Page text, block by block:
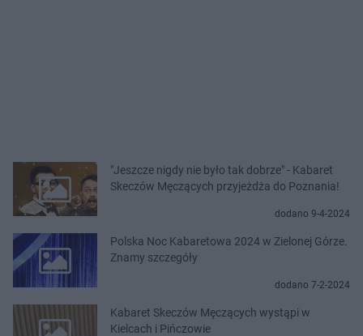
"Jeszcze nigdy nie było tak dobrze" - Kabaret
Skeczów Męczących przyjeżdża do Poznania!
dodano 9-4-2024
Polska Noc Kabaretowa 2024 w Zielonej Górze.
Znamy szczegóły
dodano 7-2-2024
Kabaret Skeczów Męczących wystąpi w
Kielcach i Pińczowie